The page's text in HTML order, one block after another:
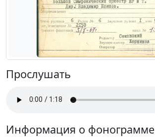
Прослушать
Информация о фонограмме